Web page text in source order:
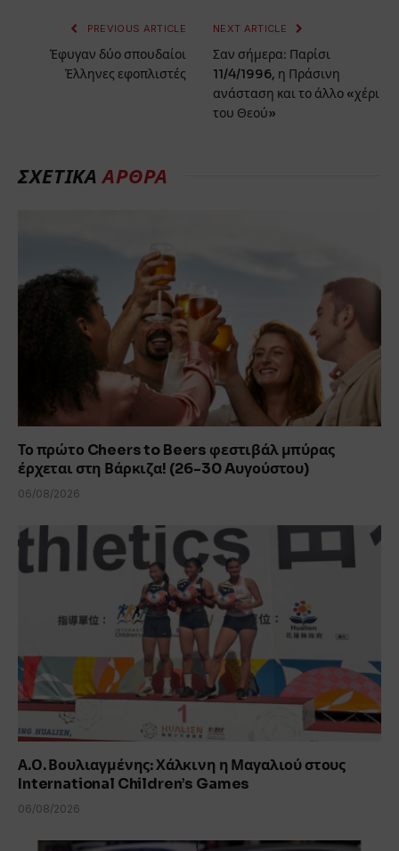
PREVIOUS ARTICLE
Έφυγαν δύο σπουδαίοι
Έλληνες εφοπλιστές
NEXT ARTICLE
Σαν σήμερα: Παρίσι
11/4/1996, η Πράσινη
ανάσταση και το άλλο «χέρι
του Θεού»
ΣΧΕΤΙΚΆΆΡΘΡΑ
Το πρώτο Cheers to Beers φεστιβάλ μπύρας
έρχεται στη Βάρκιζα! (26-30 Aυγούστου)
06/08/2026
Α.Ο. Βουλιαγμένης: Χάλκινη η Μαγαλιού στους
International Children’s Games
06/08/2026